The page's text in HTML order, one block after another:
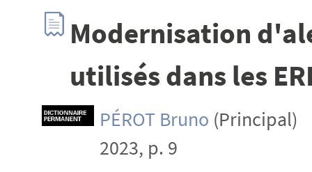
n Modernisation
utilisés dans les
PÉROT Bruno (Principal)
2023, p. 9